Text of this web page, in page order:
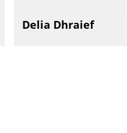
Delia Dhraief